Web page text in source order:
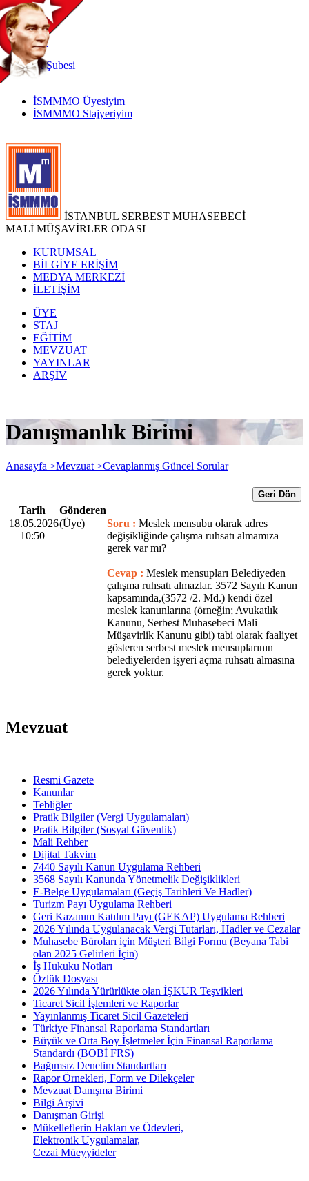
TR
|
EN
İnternetŞubesi
İSMMMO Üyesiyim
İSMMMO Stajyeriyim
İSTANBUL SERBEST MUHASEBECİ
MALİ MÜŞAVİRLER ODASI
KURUMSAL
BİLGİYE ERİŞİM
MEDYA MERKEZİ
İLETİŞİM
ÜYE
STAJ
EĞİTİM
MEVZUAT
YAYINLAR
ARŞİV
Danışmanlık Birimi
Anasayfa >Mevzuat >Cevaplanmış Güncel Sorular
Geri Dön
Tarih
Gönderen
18.05.2026
10:50
(Üye) Soru : Meslek mensubu olarak adres
değişikliğinde çalışma ruhsatı almamıza
gerek var mı?
Cevap : Meslek mensupları Belediyeden
çalışma ruhsatı almazlar. 3572 Sayılı Kanun
kapsamında,(3572 /2. Md.) kendi özel
meslek kanunlarına (örneğin; Avukatlık
Kanunu, Serbest Muhasebeci Mali
Müşavirlik Kanunu gibi) tabi olarak faaliyet
gösteren serbest meslek mensuplarının
belediyelerden işyeri açma ruhsatı almasına
gerek yoktur.
Mevzuat
Resmi Gazete
Kanunlar
Tebliğler
Pratik Bilgiler (Vergi Uygulamaları)
Pratik Bilgiler (Sosyal Güvenlik)
Mali Rehber
Dijital Takvim
7440 Sayılı Kanun Uygulama Rehberi
3568 Sayılı Kanunda Yönetmelik Değişiklikleri
E-Belge Uygulamaları (Geçiş Tarihleri Ve Hadler)
Turizm Payı Uygulama Rehberi
Geri Kazanım Katılım Payı (GEKAP) Uygulama Rehberi
2026 Yılında Uygulanacak Vergi Tutarları, Hadler ve Cezalar
Muhasebe Büroları için Müşteri Bilgi Formu (Beyana Tabi
olan 2025 Gelirleri İçin)
İş Hukuku Notları
Özlük Dosyası
2026 Yılında Yürürlükte olan İŞKUR Teşvikleri
Ticaret Sicil İşlemleri ve Raporlar
Yayınlanmış Ticaret Sicil Gazeteleri
Türkiye Finansal Raporlama Standartları
Büyük ve Orta Boy İşletmeler İçin Finansal Raporlama
Standardı (BOBİ FRS)
Bağımsız Denetim Standartları
Rapor Örnekleri, Form ve Dilekçeler
Mevzuat Danışma Birimi
Bilgi Arşivi
Danışman Girişi
Mükelleflerin Hakları ve Ödevleri,
Elektronik Uygulamalar,
Cezai Müeyyideler